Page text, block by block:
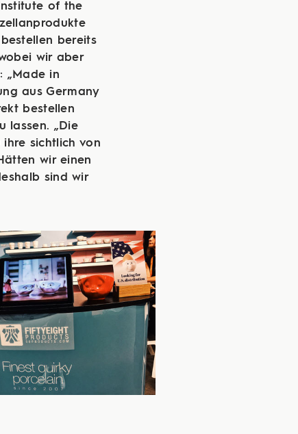
of the
bereits
wir aber
„Made in
aus Germany
bestellen
lassen. „Die
sichtlich von
wir einen
sind wir